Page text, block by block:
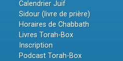
Calendrier Juif
Sidour (livre de prière)
Horaires de Chabbath
Livres Torah-Box
Inscription
Podcast Torah-Box